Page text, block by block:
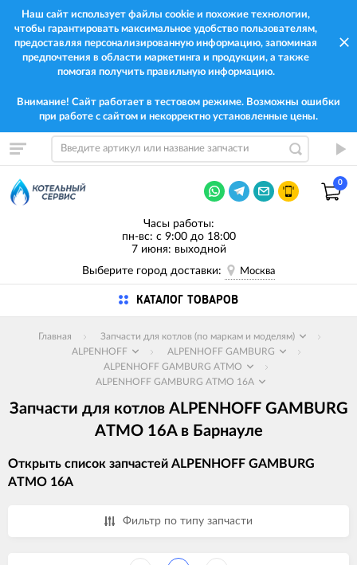
Наш сайт использует файлы cookie и похожие технологии,
чтобы гарантировать максимальное удобство пользователям,
предоставляя персонализированную информацию, запоминая
предпочтения в области маркетинга и продукции, а также
помогая получить правильную информацию.
Внимание! Сайт работает в тестовом режиме. Возможны ошибки
при работе с сайтом и некорректно установленные цены.
0
Часы работы:
пн-вс: с 9:00 до 18:00
7 июня: выходной
Выберите город доставки:
Москва
КАТАЛОГ ТОВАРОВ
Главная
Запчасти для котлов (по маркам и моделям)
ALPENHOFF
ALPENHOFF GAMBURG
ALPENHOFF GAMBURG ATMO
ALPENHOFF GAMBURG ATMO 16A
Запчасти для котлов ALPENHOFF GAMBURG
ATMO 16A в Барнауле
Открыть список запчастей ALPENHOFF GAMBURG
ATMO 16A
Фильтр по типу запчасти